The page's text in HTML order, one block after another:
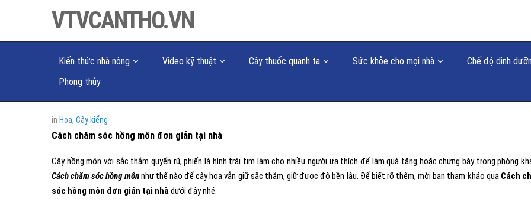
VTVCANTHO.VN
Kiến thức nhà nông Video kỹ thuật Cây thuốc quanh ta Sức khỏe cho mọi nhà
Chế độ dinh
Phong thủy
in Hoa, Cây kiểng
Cách chăm sóc hồng môn đơn giản tại nhà
Cây hồng môn với sắc thắm quyến rũ, phiến lá hình trái tim làm cho nhiều người ưa thích để làm quà tặng hoặc chưng bày trong phòng
Cách chăm sóc hồng mônnhư thế nào để cây hoa vẫn giữ sắc thắm, giữ được độ bền lâu. Để biết rõ thêm, mời bạn tham khảo qua Cách
sóc hồng môn đơn giản tại nhàdưới đây nhé.